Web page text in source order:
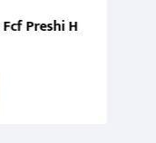
Preshi H